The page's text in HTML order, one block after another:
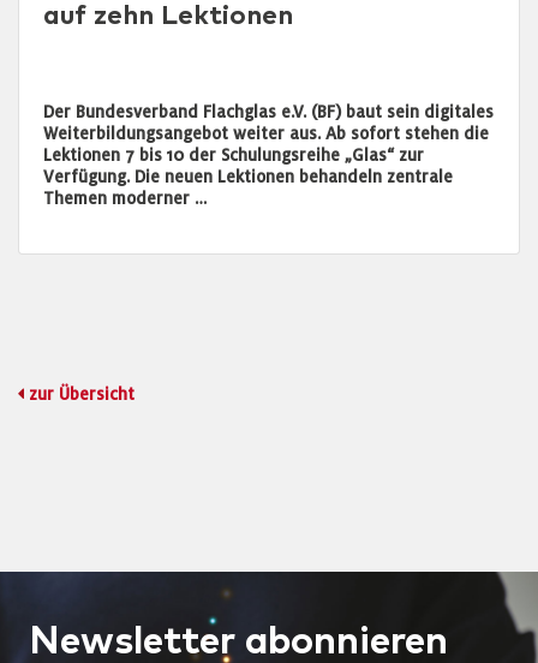
auf zehn Lektionen
Der Bundesverband Flachglas e.V. (BF) baut sein digitales
Weiterbildungsangebot weiter aus. Ab sofort stehen die
Lektionen 7 bis 10 der Schulungsreihe „Glas“ zur
Verfügung. Die neuen Lektionen behandeln zentrale
Themen moderner …
zur Übersicht
Newsletter abonnieren